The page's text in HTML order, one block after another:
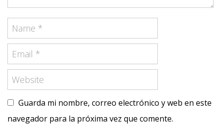
Guarda mi nombre, correo electrónico y web en este
navegador para la próxima vez que comente.